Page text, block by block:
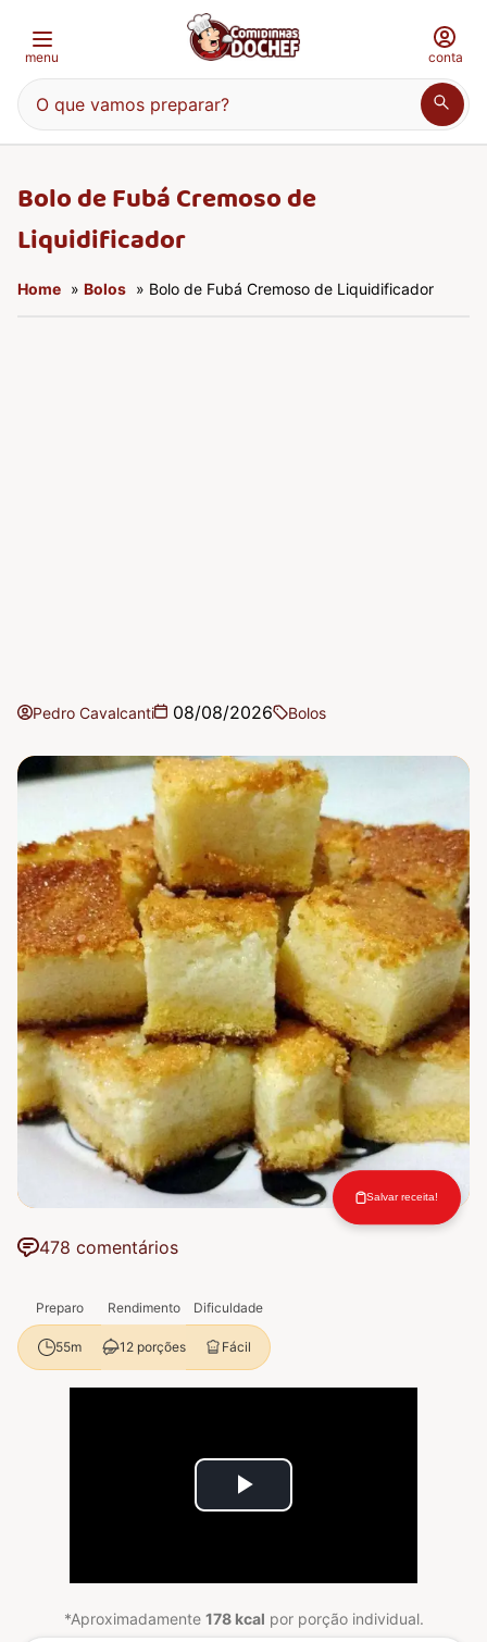
menu
O que vamos preparar?
conta
Bolo de Fubá Cremoso de
Liquidificador
Home » Bolos » Bolo de Fubá Cremoso de Liquidificador
Pedro Cavalcanti 08/08/2026 Bolos
478 comentários
Salvar receita!
Preparo Rendimento Dificuldade
55m 12 porções Fácil
Play
*Aproximadamente 178 kcal por porção individual.